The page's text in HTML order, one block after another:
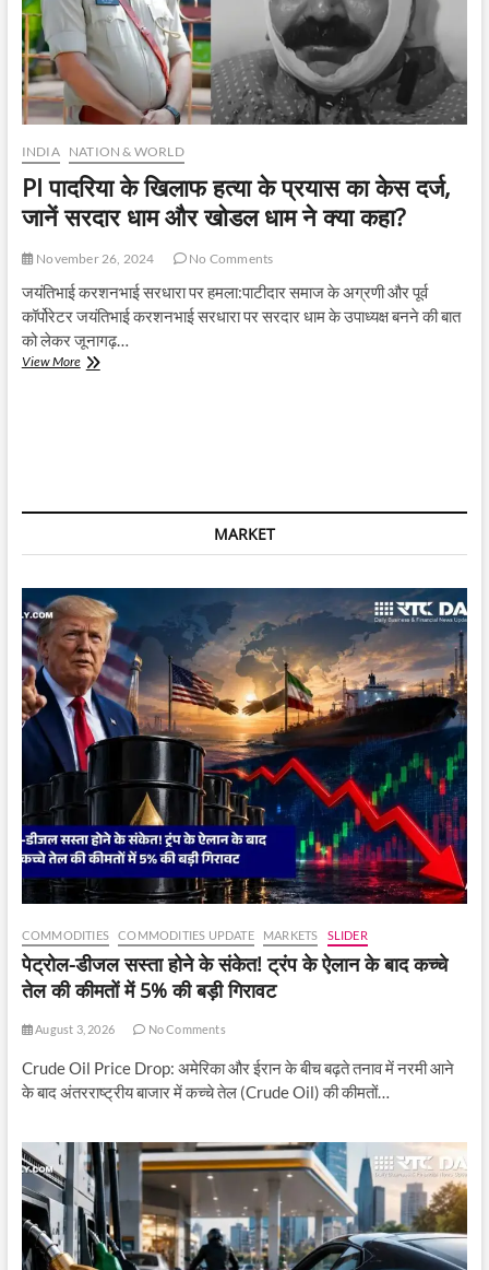
INDIA NATION & WORLD
PI पादरिया के खिलाफ हत्या के प्रयास का केस दर्ज,
जानें सरदार धाम और खोडल धाम ने क्या कहा?
November 26, 2024 No Comments
जयंतिभाई करशनभाई सरधारा पर हमला:पाटीदार समाज के अग्रणी और पूर्व
कॉर्पोरेटर जयंतिभाई करशनभाई सरधारा पर सरदार धाम के उपाध्यक्ष बनने की बात
को लेकर जूनागढ़…
View MorePI
केस
जानें
धाम
और
खोडल
धाम
ने
क्या
कहा?
MARKET
COMMODITIES COMMODITIES UPDATE MARKETS SLIDER
पेट्रोल-डीजल सस्ता होने के संकेत! ट्रंप के ऐलान के बाद कच्चे
तेल की कीमतों में 5% की बड़ी गिरावट
August 3, 2026 No Comments
Crude Oil Price Drop: अमेरिका और ईरान के बीच बढ़ते तनाव में नरमी आने
के बाद अंतरराष्ट्रीय बाजार में कच्चे तेल (Crude Oil) की कीमतों…